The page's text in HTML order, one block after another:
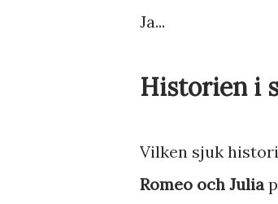
Ja...
Historien i
Vilken sjuk
Romeo och Julia